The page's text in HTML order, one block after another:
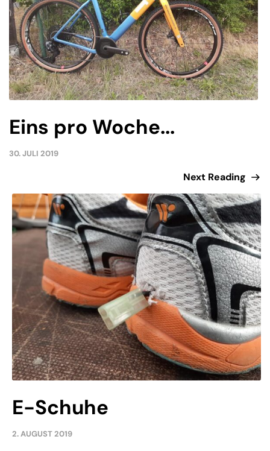
Eins pro Woche...
30. JULI 2019
Next Reading
E-Schuhe
2. AUGUST 2019